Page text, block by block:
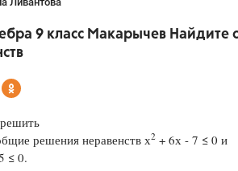
Школа
9 класс Макарычев
решения неравенств х2 + 6х - 7 ≤ 0 и
≤ 0.